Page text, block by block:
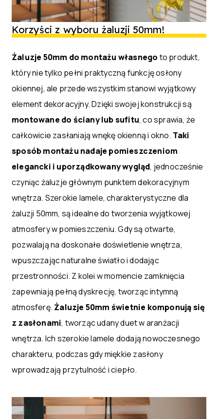
Korzyści z wyboru żaluzji 50mm!
Żaluzje 50mm do montażu własnegoto produkt,
który nie tylko pełni praktyczną funkcję osłony
okiennej, ale przede wszystkim stanowi wyjątkowy
element dekoracyjny. Dzięki swojej konstrukcji są
montowane do ściany lub sufitu, co sprawia, że
całkowicie zasłaniają wnękę okienną i okno. Taki
sposób montażu nadaje pomieszczeniom
elegancki i uporządkowany wygląd, jednocześnie
czyniąc żaluzje głównym punktem dekoracyjnym
wnętrza. Szerokie lamele, charakterystyczne dla
żaluzji 50mm, są idealne do tworzenia wyjątkowej
atmosfery w pomieszczeniu. Gdy są otwarte,
pozwalają na doskonałe doświetlenie wnętrza,
wpuszczając naturalne światło i dodając
przestronności. Z kolei w momencie zamknięcia
zapewniają pełną dyskrecję, tworząc intymną
atmosferę. Żaluzje 50mm świetnie komponują się
z zasłonami, tworząc udany duet w aranżacji
wnętrza. Ich szerokie lamele dodają nowoczesnego
charakteru, podczas gdy miękkie zasłony
wprowadzają przytulność i ciepło.